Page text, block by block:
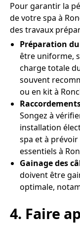
Pour garantir la
de votre spa à
des travaux
Préparation
être uniforme,
charge totale
souvent
ou en kit à
Songez à
installation
spa et à
essentiels à
Gainage des
doivent être
optimale,
4. Faire